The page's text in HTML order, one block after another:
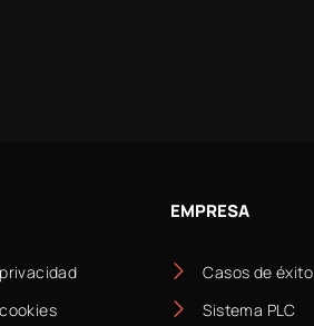
EMPRESA
Casos de éxito
Sistema PLC